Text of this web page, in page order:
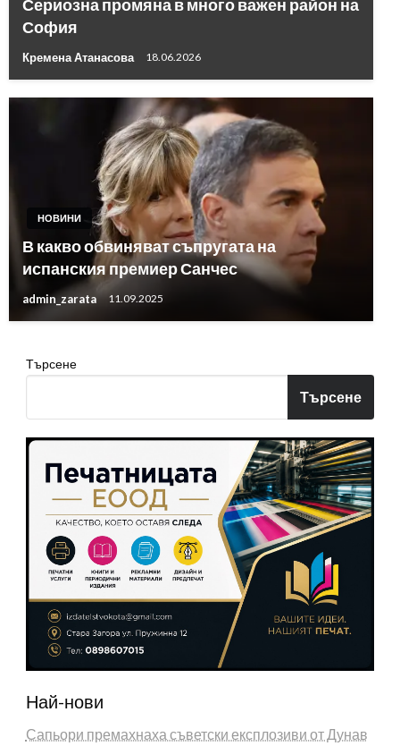
Сериозна промяна в много важен район на
София
Кремена Атанасова 18.06.2026
НОВИНИ
В какво обвиняват съпругата на
испанския премиер Санчес
admin_zarata 11.09.2025
Търсене
Търсене
Най-нови
Сапьори премахнаха съветски експлозиви от Дунав